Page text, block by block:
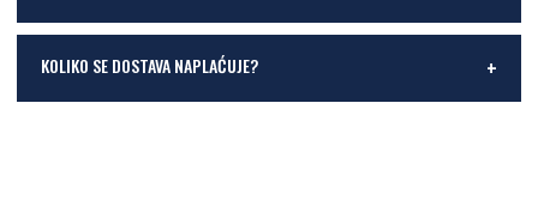
KOLIKO SE DOSTAVA NAPLAĆUJE?